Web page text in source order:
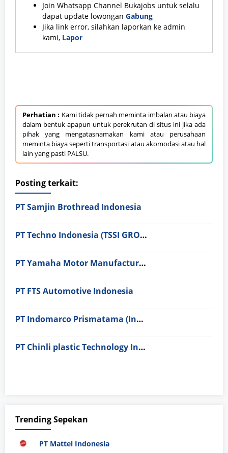
Join Whatsapp Channel Bukajobs untuk selalu
dapat update lowongan Gabung
Jika link error, silahkan laporkan ke admin
kami, Lapor
Perhatian : Kami tidak pernah meminta imbalan atau biaya
dalam bentuk apapun untuk perekrutan di situs ini jika ada
pihak yang mengatasnamakan kami atau perusahaan
meminta biaya seperti transportasi atau akomodasi atau hal
lain yang pasti PALSU.
Posting terkait:
PT Samjin Brothread Indonesia
PT Techno Indonesia (TSSI GROUP)
PT Yamaha Motor Manufacturing
PT FTS Automotive Indonesia
PT Indomarco Prismatama (Indomaret Group)
PT Chinli plastic Technology Indonesia
Trending Sepekan
PT Mattel Indonesia